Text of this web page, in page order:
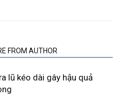
FROM AUTHOR
lũ kéo dài gây hậu quả